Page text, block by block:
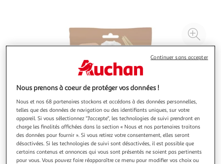
besoin
à
Nous prenons à coeur de protéger vos données !
Nous et nos 68 partenaires stockons et accédons à des données personnelles,
telles que des données de navigation ou des identifiants uniques, sur votre
appareil. Si vous sélectionnez "J'accepte", les technologies de suivi prendront en
charge les finalités affichées dans la section « Nous et nos partenaires traitons
des données pour fournir ». Si vous retirez votre consentement, elles seront
désactivées. Si les technologies de suivi sont désactivées, il est possible que
certains contenus et annonces qui vous sont présentés ne soient pas pertinents
pour vous. Vous pouvez faire réapparaître ce menu pour modifier vos choix ou
Continuer sans accepter